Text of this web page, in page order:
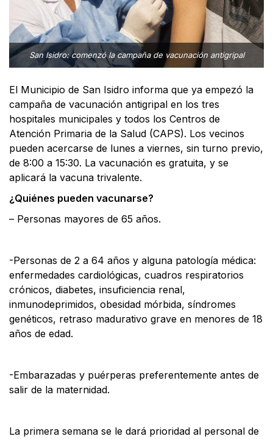
San Isidro: comenzó la campaña de vacunación antigripal
El Municipio de San Isidro informa que ya empezó la
campaña de vacunación antigripal en los tres
hospitales municipales y todos los Centros de
Atención Primaria de la Salud (CAPS). Los vecinos
pueden acercarse de lunes a viernes, sin turno previo,
de 8:00 a 15:30. La vacunación es gratuita, y se
aplicará la vacuna trivalente.
¿Quiénes pueden vacunarse?
– Personas mayores de 65 años.
-Personas de 2 a 64 años y alguna patología médica:
enfermedades cardiológicas, cuadros respiratorios
crónicos, diabetes, insuficiencia renal,
inmunodeprimidos, obesidad mórbida, síndromes
genéticos, retraso madurativo grave en menores de 18
años de edad.
-Embarazadas y puérperas preferentemente antes de
salir de la maternidad.
La primera semana se le dará prioridad al personal de